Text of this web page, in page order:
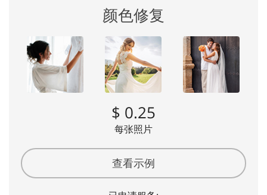
颜色修复
$ 0.25
每张照片
查看示例